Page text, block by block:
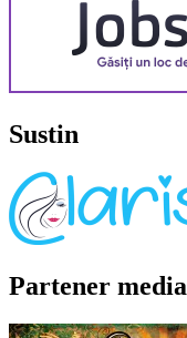
Sustin
Partener media